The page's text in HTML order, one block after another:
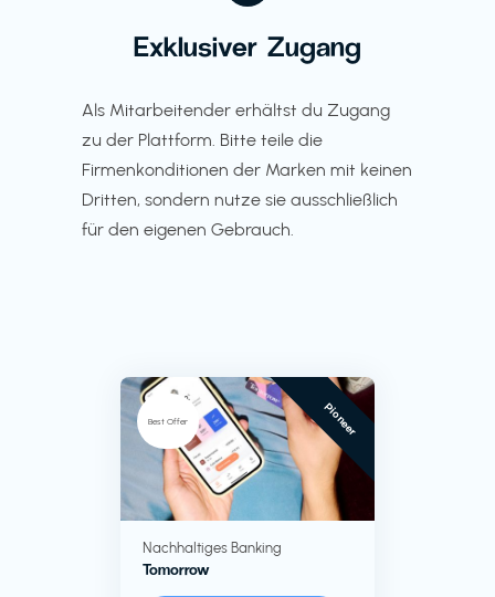
Exklusiver Zugang
Als Mitarbeitender erhältst du Zugang
zu der Plattform. Bitte teile die
Firmenkonditionen der Marken mit keinen
Dritten, sondern nutze sie ausschließlich
für den eigenen Gebrauch.
Best Offer Pioneer
Nachhaltiges Banking
Tomorrow